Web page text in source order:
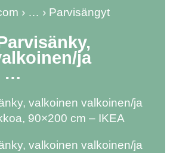
› … › Parvisängyt
ja
…
valkoinen valkoinen/ja
90×200 cm – IKEA
valkoinen valkoinen/ja